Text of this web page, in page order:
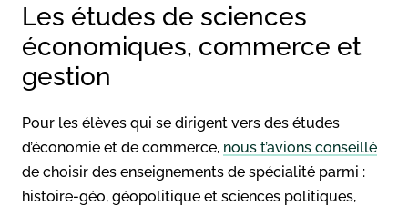
Les études de sciences
économiques, commerce et
gestion
Pour les élèves qui se dirigent vers des études
d’économie et de commerce, nous t’avions conseillé
de choisir des enseignements de spécialité parmi :
histoire-géo, géopolitique et sciences politiques,